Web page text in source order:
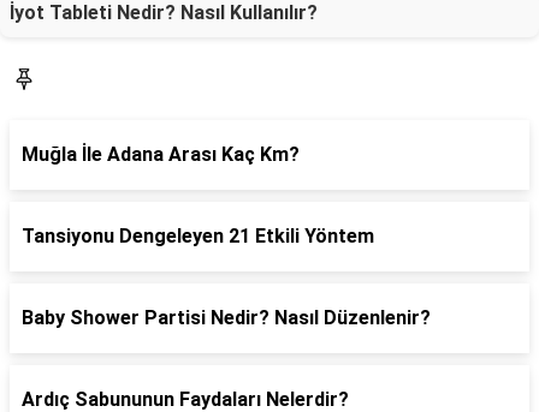
İyot Tableti Nedir? Nasıl Kullanılır?
Muğla İle Adana Arası Kaç Km?
Tansiyonu Dengeleyen 21 Etkili Yöntem
Baby Shower Partisi Nedir? Nasıl Düzenlenir?
Ardıç Sabununun Faydaları Nelerdir?